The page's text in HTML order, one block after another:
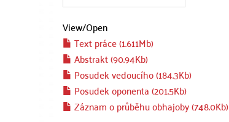
View/Open
Text práce (1.611Mb)
Abstrakt (90.94Kb)
Posudek vedoucího (184.3Kb)
Posudek oponenta (201.5Kb)
Záznam o průběhu obhajoby (748.0Kb)